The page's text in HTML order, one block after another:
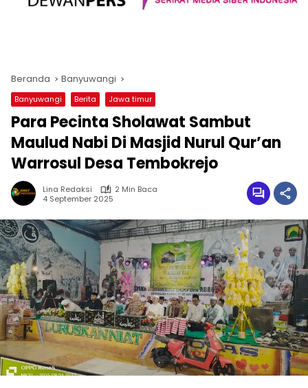
Beranda Banyuwangi
Banyuwangi Berita Jawa timur
Para Pecinta Sholawat Sambut
Maulud Nabi Di Masjid Nurul Qur’an
Warrosul Desa Tembokrejo
Lina Redaksi
2 Min Baca
4 September 2025